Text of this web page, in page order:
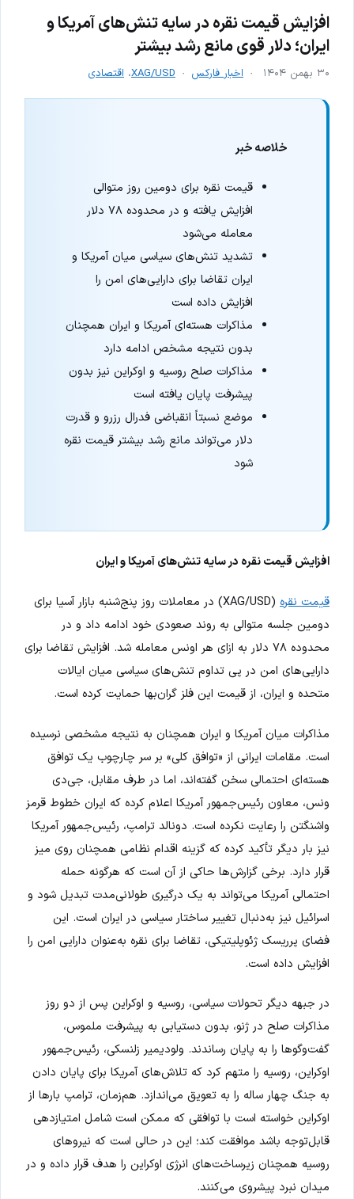
افزایش قیمت نقره در سایه تنش‌های آمریکا و
ایران؛ دلار قوی مانع رشد بیشتر
۳۰ بهمن ۱۴۰۴ اخبار فارکس XAG/USD، اقتصادی
خلاصه خبر
قیمت نقره برای دومین روز متوالی
افزایش یافته و در محدوده ۷۸ دلار
معامله می‌شود
تشدید تنش‌های سیاسی میان آمریکا و
ایران تقاضا برای دارایی‌های امن را
افزایش داده است
مذاکرات هسته‌ای آمریکا و ایران همچنان
بدون نتیجه مشخص ادامه دارد
مذاکرات صلح روسیه و اوکراین نیز بدون
پیشرفت پایان یافته است
موضع نسبتاً انقباضی فدرال رزرو و قدرت
دلار می‌تواند مانع رشد بیشتر قیمت نقره
شود
افزایش قیمت نقره در سایه تنش‌های آمریکا و ایران
قیمت نقره
(XAG/USD) در معاملات روز پنج‌شنبه بازار آسیا برای
دومین جلسه متوالی به روند صعودی خود ادامه داد و در
محدوده ۷۸ دلار به ازای هر اونس معامله شد. افزایش تقاضا برای
دارایی‌های امن در پی تداوم تنش‌های سیاسی میان ایالات
متحده و ایران، از قیمت این فلز گران‌بها حمایت کرده است.
مذاکرات میان آمریکا و ایران همچنان به نتیجه مشخصی نرسیده
است. مقامات ایرانی از «توافق کلی» بر سر چارچوب یک توافق
هسته‌ای احتمالی سخن گفته‌اند، اما در طرف مقابل، جی‌دی
ونس، معاون رئیس‌جمهور آمریکا اعلام کرده که ایران خطوط قرمز
واشنگتن را رعایت نکرده است. دونالد ترامپ، رئیس‌جمهور آمریکا
نیز بار دیگر تأکید کرده که گزینه اقدام نظامی همچنان روی میز
قرار دارد. برخی گزارش‌ها حاکی از آن است که هرگونه حمله
احتمالی آمریکا می‌تواند به یک درگیری طولانی‌مدت تبدیل شود و
اسرائیل نیز به‌دنبال تغییر ساختار سیاسی در ایران است. این
فضای پرریسک ژئوپلیتیکی، تقاضا برای نقره به‌عنوان دارایی امن را
افزایش داده است.
در جبهه دیگر تحولات سیاسی، روسیه و اوکراین پس از دو روز
مذاکرات صلح در ژنو، بدون دستیابی به پیشرفت ملموس،
گفت‌وگوها را به پایان رساندند. ولودیمیر زلنسکی، رئیس‌جمهور
اوکراین، روسیه را متهم کرد که تلاش‌های آمریکا برای پایان دادن
به جنگ چهار ساله را به تعویق می‌اندازد. هم‌زمان، ترامپ بارها از
اوکراین خواسته است با توافقی که ممکن است شامل امتیازدهی
قابل‌توجه باشد موافقت کند؛ این در حالی است که نیروهای
روسیه همچنان زیرساخت‌های انرژی اوکراین را هدف قرار داده و در
میدان نبرد پیشروی می‌کنند.